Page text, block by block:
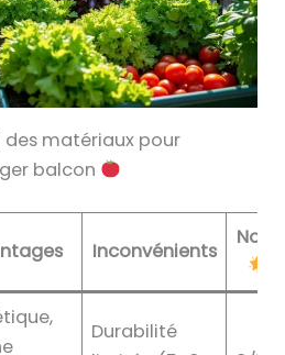
matériaux pour
balcon
Inconvénients
Note
Durabilité